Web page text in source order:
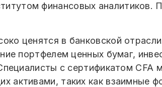
финансовых аналитиков.
ценятся в банковской
портфелем ценных бумаг,
с сертификатом CFA
активами, таких как взаимные